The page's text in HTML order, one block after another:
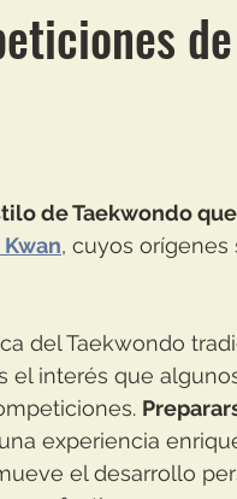
de
de Taekwondo que
, cuyos orígenes
del Taekwondo
el interés que
experiencia
el desarrollo